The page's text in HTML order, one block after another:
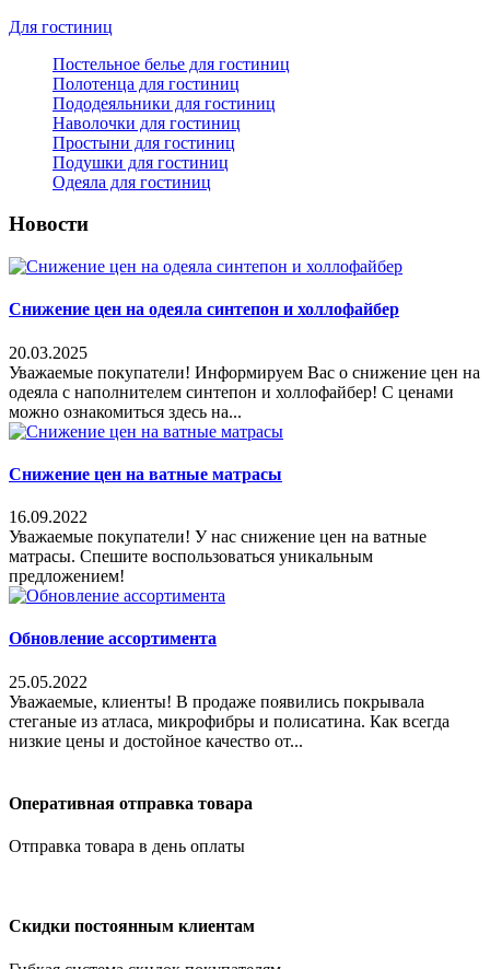
Для гостиниц
Постельное белье для гостиниц
Полотенца для гостиниц
Пододеяльники для гостиниц
Наволочки для гостиниц
Простыни для гостиниц
Подушки для гостиниц
Одеяла для гостиниц
Новости
Снижение цен на одеяла синтепон и холлофайбер
20.03.2025
Уважаемые покупатели! Информируем Вас о снижение цен на
одеяла с наполнителем синтепон и холлофайбер! С ценами
можно ознакомиться здесь на...
Снижение цен на ватные матрасы
16.09.2022
Уважаемые покупатели! У нас снижение цен на ватные
матрасы. Спешите воспользоваться уникальным
предложением!
Обновление ассортимента
25.05.2022
Уважаемые, клиенты! В продаже появились покрывала
стеганые из атласа, микрофибры и полисатина. Как всегда
низкие цены и достойное качество от...
Оперативная отправка товара
Отправка товара в день оплаты
Скидки постоянным клиентам